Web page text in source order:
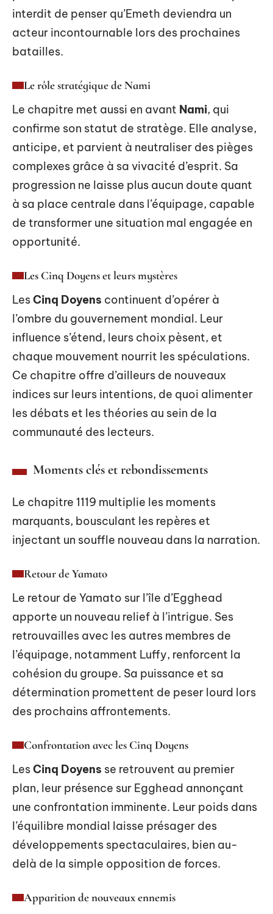
interdit de penser qu’Emeth deviendra un
acteur incontournable lors des prochaines
batailles.
Le rôle stratégique de Nami
Le chapitre met aussi en avant Nami, qui
confirme son statut de stratège. Elle analyse,
anticipe, et parvient à neutraliser des pièges
complexes grâce à sa vivacité d’esprit. Sa
progression ne laisse plus aucun doute quant
à sa place centrale dans l’équipage, capable
de transformer une situation mal engagée en
opportunité.
Les Cinq Doyens et leurs mystères
LesCinq Doyens continuent d’opérer à
l’ombre du gouvernement mondial. Leur
influence s’étend, leurs choix pèsent, et
chaque mouvement nourrit les spéculations.
Ce chapitre offre d’ailleurs de nouveaux
indices sur leurs intentions, de quoi alimenter
les débats et les théories au sein de la
communauté des lecteurs.
Moments clés et rebondissements
Le chapitre 1119 multiplie les moments
marquants, bousculant les repères et
injectant un souffle nouveau dans la narration.
Retour de Yamato
Le retour de Yamato sur l’île d’Egghead
apporte un nouveau relief à l’intrigue. Ses
retrouvailles avec les autres membres de
l’équipage, notamment Luffy, renforcent la
cohésion du groupe. Sa puissance et sa
détermination promettent de peser lourd lors
des prochains affrontements.
Confrontation avec les Cinq Doyens
LesCinq Doyens se retrouvent au premier
plan, leur présence sur Egghead annonçant
une confrontation imminente. Leur poids dans
l’équilibre mondial laisse présager des
développements spectaculaires, bien au-
delà de la simple opposition de forces.
Apparition de nouveaux ennemis